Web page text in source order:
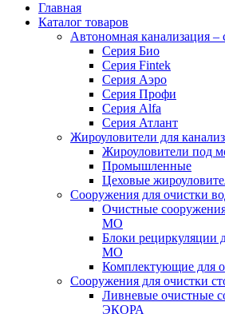
Главная
Каталог товаров
Автономная канализация –
Серия Био
Серия Fintek
Серия Аэро
Серия Профи
Серия Alfa
Серия Атлант
Жироуловители для
Жироуловители под
Промышленные
Цеховые
Сооружения для очистки
Очистные
МО
Блоки рециркуляции
МО
Комплектующие для
Сооружения для очистки
Ливневые очистные
ЭКОРА